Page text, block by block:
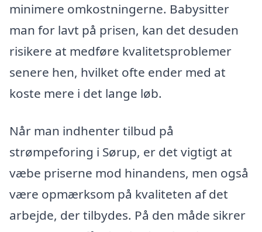
minimere omkostningerne. Babysitter
man for lavt på prisen, kan det desuden
risikere at medføre kvalitetsproblemer
senere hen, hvilket ofte ender med at
koste mere i det lange løb.
Når man indhenter tilbud på
strømpeforing i Sørup, er det vigtigt at
væbe priserne mod hinandens, men også
være opmærksom på kvaliteten af det
arbejde, der tilbydes. På den måde sikrer